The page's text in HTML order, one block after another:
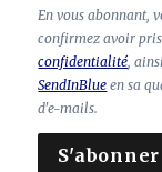
C
h
a
m
p
à
En vous abonnant,
confirmez avoir
confidentialité,
SendInBlue en sa
d'e-mails.